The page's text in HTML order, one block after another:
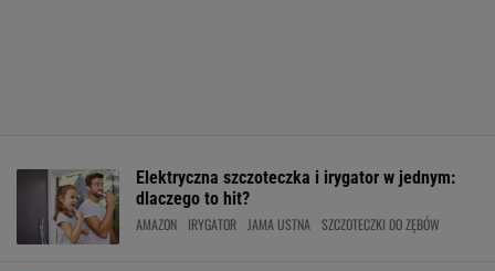
Elektryczna szczoteczka i irygator w jednym:
dlaczego to hit?
AMAZON IRYGATOR JAMA USTNA SZCZOTECZKI DO ZĘBÓW